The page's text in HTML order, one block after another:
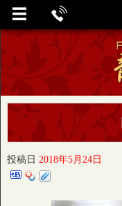
投稿日 2018年5月24日